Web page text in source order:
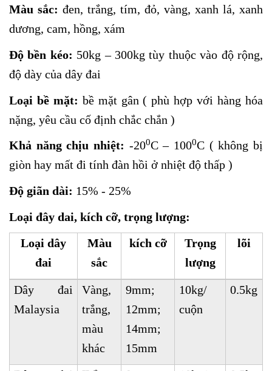
Màu sắc: đen, trắng, tím, đỏ, vàng, xanh lá, xanh
dương, cam, hồng, xám
Độ bền kéo: 50kg – 300kg tùy thuộc vào độ rộng,
độ dày của dây đai
Loại bề mặt: bề mặt gân ( phù hợp với hàng hóa
nặng, yêu cầu cố định chắc chắn )
Khả năng chịu nhiệt: -200C – 1000C ( không bị
giòn hay mất đi tính đàn hồi ở nhiệt độ thấp )
Độ giãn dài: 15% - 25%
Loại đây dai, kích cỡ, trọng lượng:
Loại dây
đai
Màu
sắc
kích cỡ
Trọng
lượng
lõi
Dây đai
Malaysia
Vàng,
trắng,
màu
khác
9mm;
12mm;
14mm;
15mm
10kg/
cuộn
0.5kg